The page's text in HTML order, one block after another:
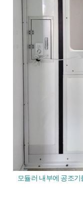
모듈러 내부에 공조